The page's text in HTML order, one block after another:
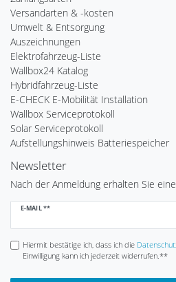
Versandarten & -kosten
Umwelt & Entsorgung
Auszeichnungen
Elektrofahrzeug-Liste
Wallbox24 Katalog
Hybridfahrzeug-Liste
E-CHECK E-Mobilität Installation
Wallbox Serviceprotokoll
Solar Serviceprotokoll
Aufstellungshinweis Batteriespeicher
Newsletter
Nach der Anmeldung erhalten Sie
E-MAIL **
Newsletter
Hiermit bestätige ich, dass ich die
Einwilligung kann ich jederzeit widerrufen.**